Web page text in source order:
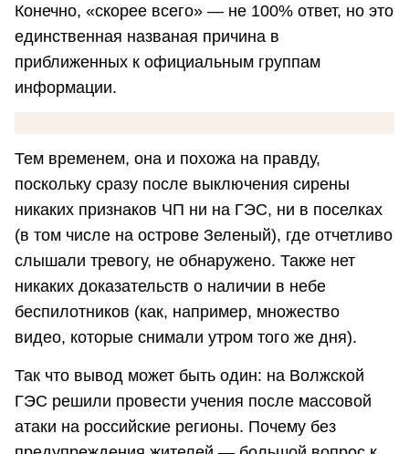
Конечно, «скорее всего» — не 100% ответ, но это
единственная названая причина в
приближенных к официальным группам
информации.
Тем временем, она и похожа на правду,
поскольку сразу после выключения сирены
никаких признаков ЧП ни на ГЭС, ни в поселках
(в том числе на острове Зеленый), где отчетливо
слышали тревогу, не обнаружено. Также нет
никаких доказательств о наличии в небе
беспилотников (как, например, множество
видео, которые снимали утром того же дня).
Так что вывод может быть один: на Волжской
ГЭС решили провести учения после массовой
атаки на российские регионы. Почему без